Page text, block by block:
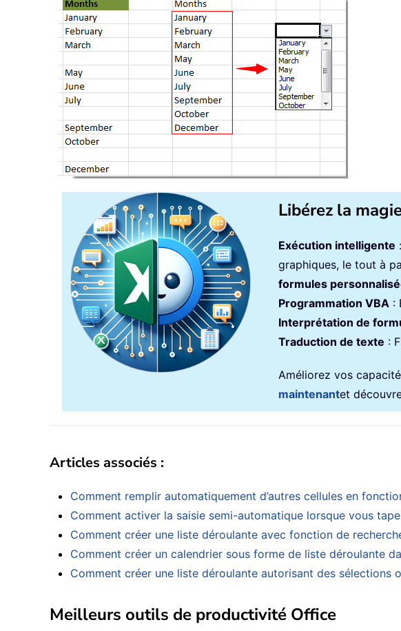
Libérez la
Exécution intelligente
graphiques, le tout à
formules
Programmation VBA :
Interprétation de
Traduction de texte :
Améliorez vos
maintenantet
Articles associés :
Comment remplir automatiquement d’autres cellules en
Comment activer la saisie semi-automatique lorsque vous
Comment créer une liste déroulante avec fonction de
Comment créer un calendrier sous forme de liste déroulante
Comment créer une liste déroulante autorisant des sélections
Meilleurs outils de productivité Office